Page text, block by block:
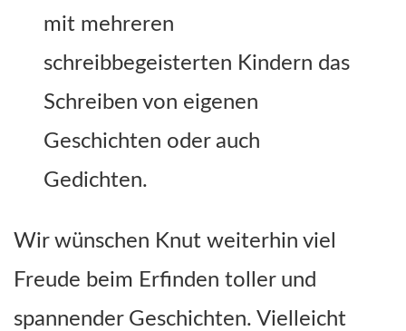
mit mehreren
schreibbegeisterten Kindern das
Schreiben von eigenen
Geschichten oder auch
Gedichten.
Wir wünschen Knut weiterhin viel
Freude beim Erfinden toller und
spannender Geschichten. Vielleicht